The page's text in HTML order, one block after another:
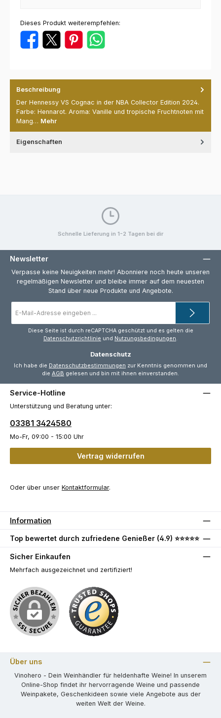
Dieses Produkt weiterempfehlen:
Beschreibung
Der Hennessy VS Cognac in der NBA Collector Edition 2024.
Farbe: Hennarot. Aroma: Vanille und tropische Fruchtnoten mit
Mang… Mehr
Eigenschaften
Schnelle Lieferung in 1-2 Tagen bei dir
Newsletter
Verpasse keine Neuigkeiten mehr! Abonniere noch heute unseren
regelmäßigen Newsletter und bleibe immer auf dem neuesten
Stand über neue Produkte und Angebote.
Mail-
*
Diese Seite ist durch reCAPTCHA geschützt und es gelten die
Datenschutzrichtlinie und Nutzungsbedingungen.
Datenschutz
Ich habe die Datenschutzbestimmungen zur Kenntnis genommen und
die AGB gelesen und bin mit ihnen einverstanden.
Service-Hotline
Unterstützung und Beratung unter:
03381 3424580
Mo-Fr, 09:00 - 15:00 Uhr
Vertrag widerrufen
Oder über unser Kontaktformular.
Information
Top bewertet durch zufriedene Genießer (4.9) ⭐⭐⭐⭐⭐
Sicher Einkaufen
Mehrfach ausgezeichnet und zertifiziert!
Über uns
Vinohero - Dein Weinhändler für heldenhafte Weine! In unserem
Online-Shop findet ihr hervorragende Weine und passende
Weinpakete, Geschenkideen sowie viele Angebote aus der
weiten Welt der Weine.